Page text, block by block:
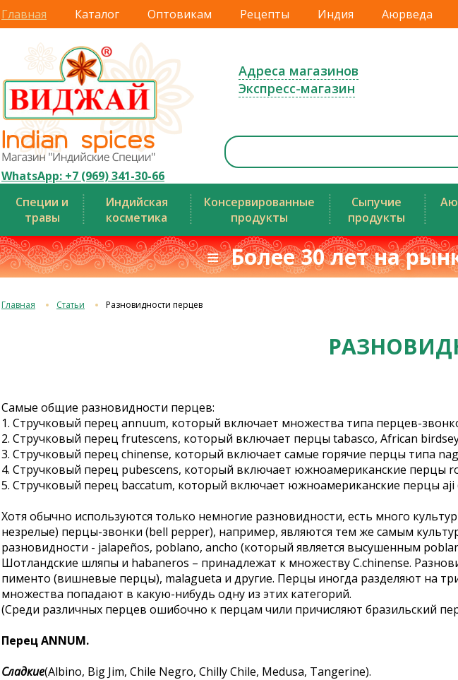
Главная Каталог Оптовикам Рецепты Индия Аюрведа
WhatsApp: +7 (969) 341-30-66
Адреса магазинов
Экспресс-магазин
Специи и
травы
Индийская
косметика
Консервированные
продукты
Сыпучие
продукты
≡ Более 30 лет на
Главная Статьи Разновидности перцев
Самые общие разновидности перцев:
1. Стручковый перец annuum, который включает множества типа перцев-
2. Стручковый перец frutescens, который включает перцы tabasco, African
3. Стручковый перец chinense, который включает самые горячие перцы типа
4. Стручковый перец pubescens, который включает южноамериканские перцы
5. Стручковый перец baccatum, который включает южноамериканские перцы aji
Хотя обычно используются только немногие разновидности, есть много
незрелые) перцы-звонки (bell pepper), например, являются тем же самым
разновидности - jalapeños, poblano, ancho (который является высушенным
Шотландские шляпы и habaneros – принадлежат к множеству C.chinense.
пименто (вишневые перцы), malagueta и другие. Перцы иногда разделяют на
множества попадают в какую-нибудь одну из этих категорий.
(Среди различных перцев ошибочно к перцам чили причисляют бразильский
Перец ANNUM.
Сладкие(Albino, Big Jim, Chile Negro, Chilly Chile, Medusa, Tangerine).